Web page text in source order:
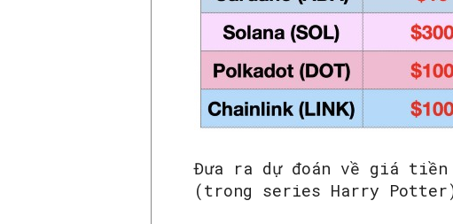
Đưa ra dự đoán về giá tiền
(trong series Harry